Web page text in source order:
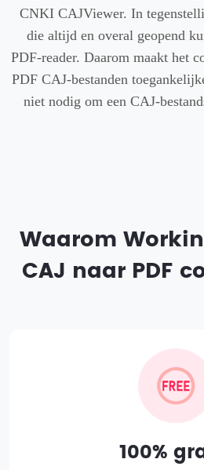
CNKI CAJViewer. In
die altijd en overal geopend
PDF-reader. Daarom maakt het
PDF CAJ-bestanden
niet nodig om een CAJ-
Waarom
CAJ naar PDF
100%